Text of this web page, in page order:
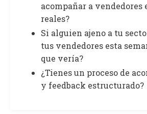
acompañar a
reales?
Si alguien ajeno a tu
tus vendedores esta
que vería?
¿Tienes un proceso de
y feedback estructurado?